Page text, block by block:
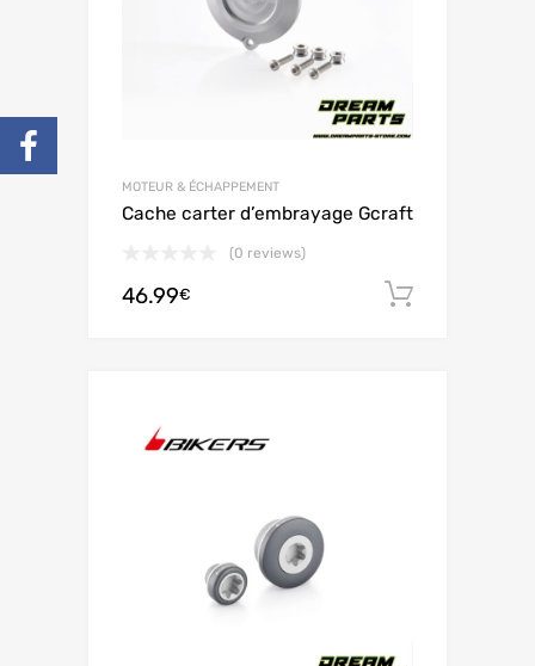
MOTEUR & ÉCHAPPEMENT
Cache carter d’embrayage Gcraft
(0 reviews)
46.99€